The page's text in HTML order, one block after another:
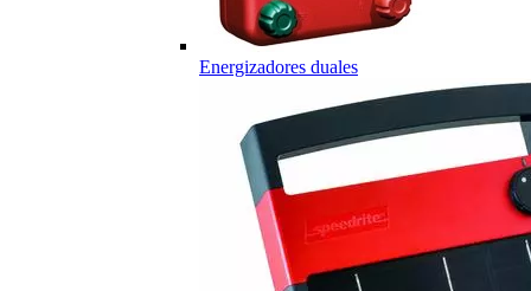
Energizadores duales